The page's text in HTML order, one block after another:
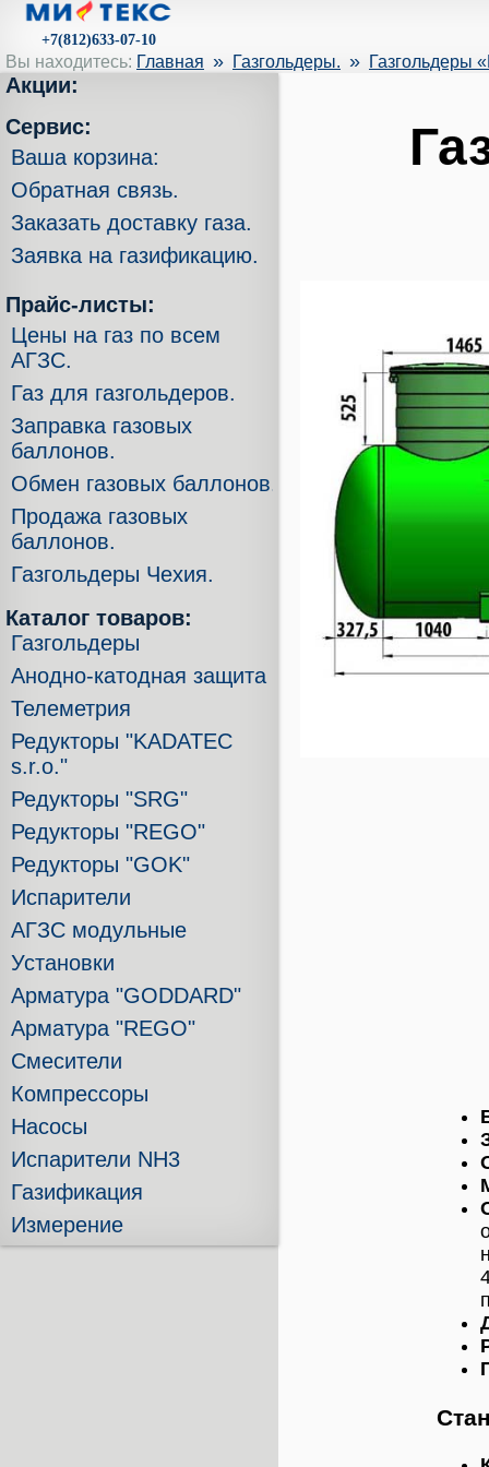
+7(812)633-07-10
Вы находитесь: Главная » Газгольдеры. » Газгольдеры
Акции:
Сервис:
Ваша корзина:
Обратная связь.
Заказать доставку газа.
Заявка на газификацию.
Прайс-листы:
Цены на газ по всем
АГЗС.
Газ для газгольдеров.
Заправка газовых
баллонов.
Обмен газовых баллонов.
Продажа газовых
баллонов.
Газгольдеры Чехия.
Каталог товаров:
Газгольдеры
Анодно-катодная защита
Телеметрия
Редукторы "KADATEC
s.r.o."
Редукторы "SRG"
Редукторы "REGO"
Редукторы "GOK"
Испарители
АГЗС модульные
Установки
Арматура "GODDARD"
Арматура "REGO"
Смесители
Компрессоры
Насосы
Испарители NH3
Газификация
Измерение